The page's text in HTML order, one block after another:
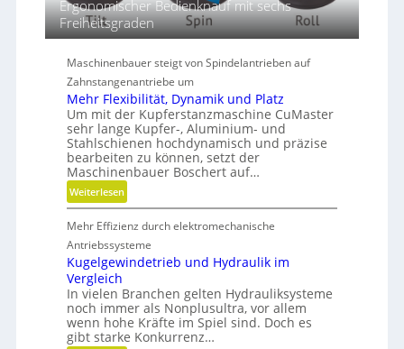
m
e
n
s
o
n
e
n
Ergonomischer Bedienknauf mit sechs
Freiheitsgraden
Maschinenbauer steigt von Spindelantrieben auf
Zahnstangenantriebe um
Mehr Flexibilität, Dynamik und Platz
Um mit der Kupferstanzmaschine CuMaster
sehr lange Kupfer-, Aluminium- und
Stahlschienen hochdynamisch und präzise
bearbeiten zu können, setzt der
Maschinenbauer Boschert auf…
Weiterlesen:
M
e
h
r
l
e
x
i
Mehr Effizienz durch elektromechanische
Antriebssysteme
Kugelgewindetrieb und Hydraulik im
Vergleich
In vielen Branchen gelten Hydrauliksysteme
noch immer als Nonplusultra, vor allem
wenn hohe Kräfte im Spiel sind. Doch es
gibt starke Konkurrenz…